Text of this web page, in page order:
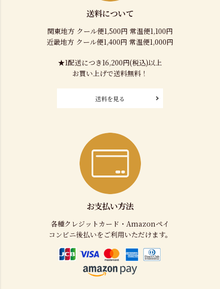
送料について
関東地方 クール便1,500円 常温便1,100円
近畿地方 クール便1,400円 常温便1,000円
★1配送につき16,200円(税込)以上
お買い上げで送料無料！
送料を見る
お支払い方法
各種クレジットカード・Amazonペイ
コンビニ後払いをご利用いただけます。